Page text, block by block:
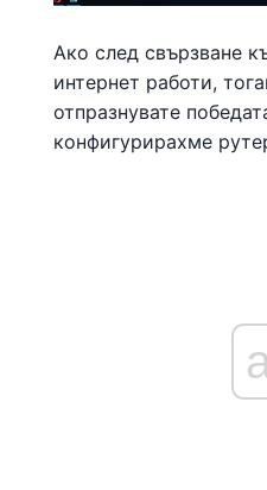
Ако след свързване
интернет работи,
отпразнувате
конфигурирахме